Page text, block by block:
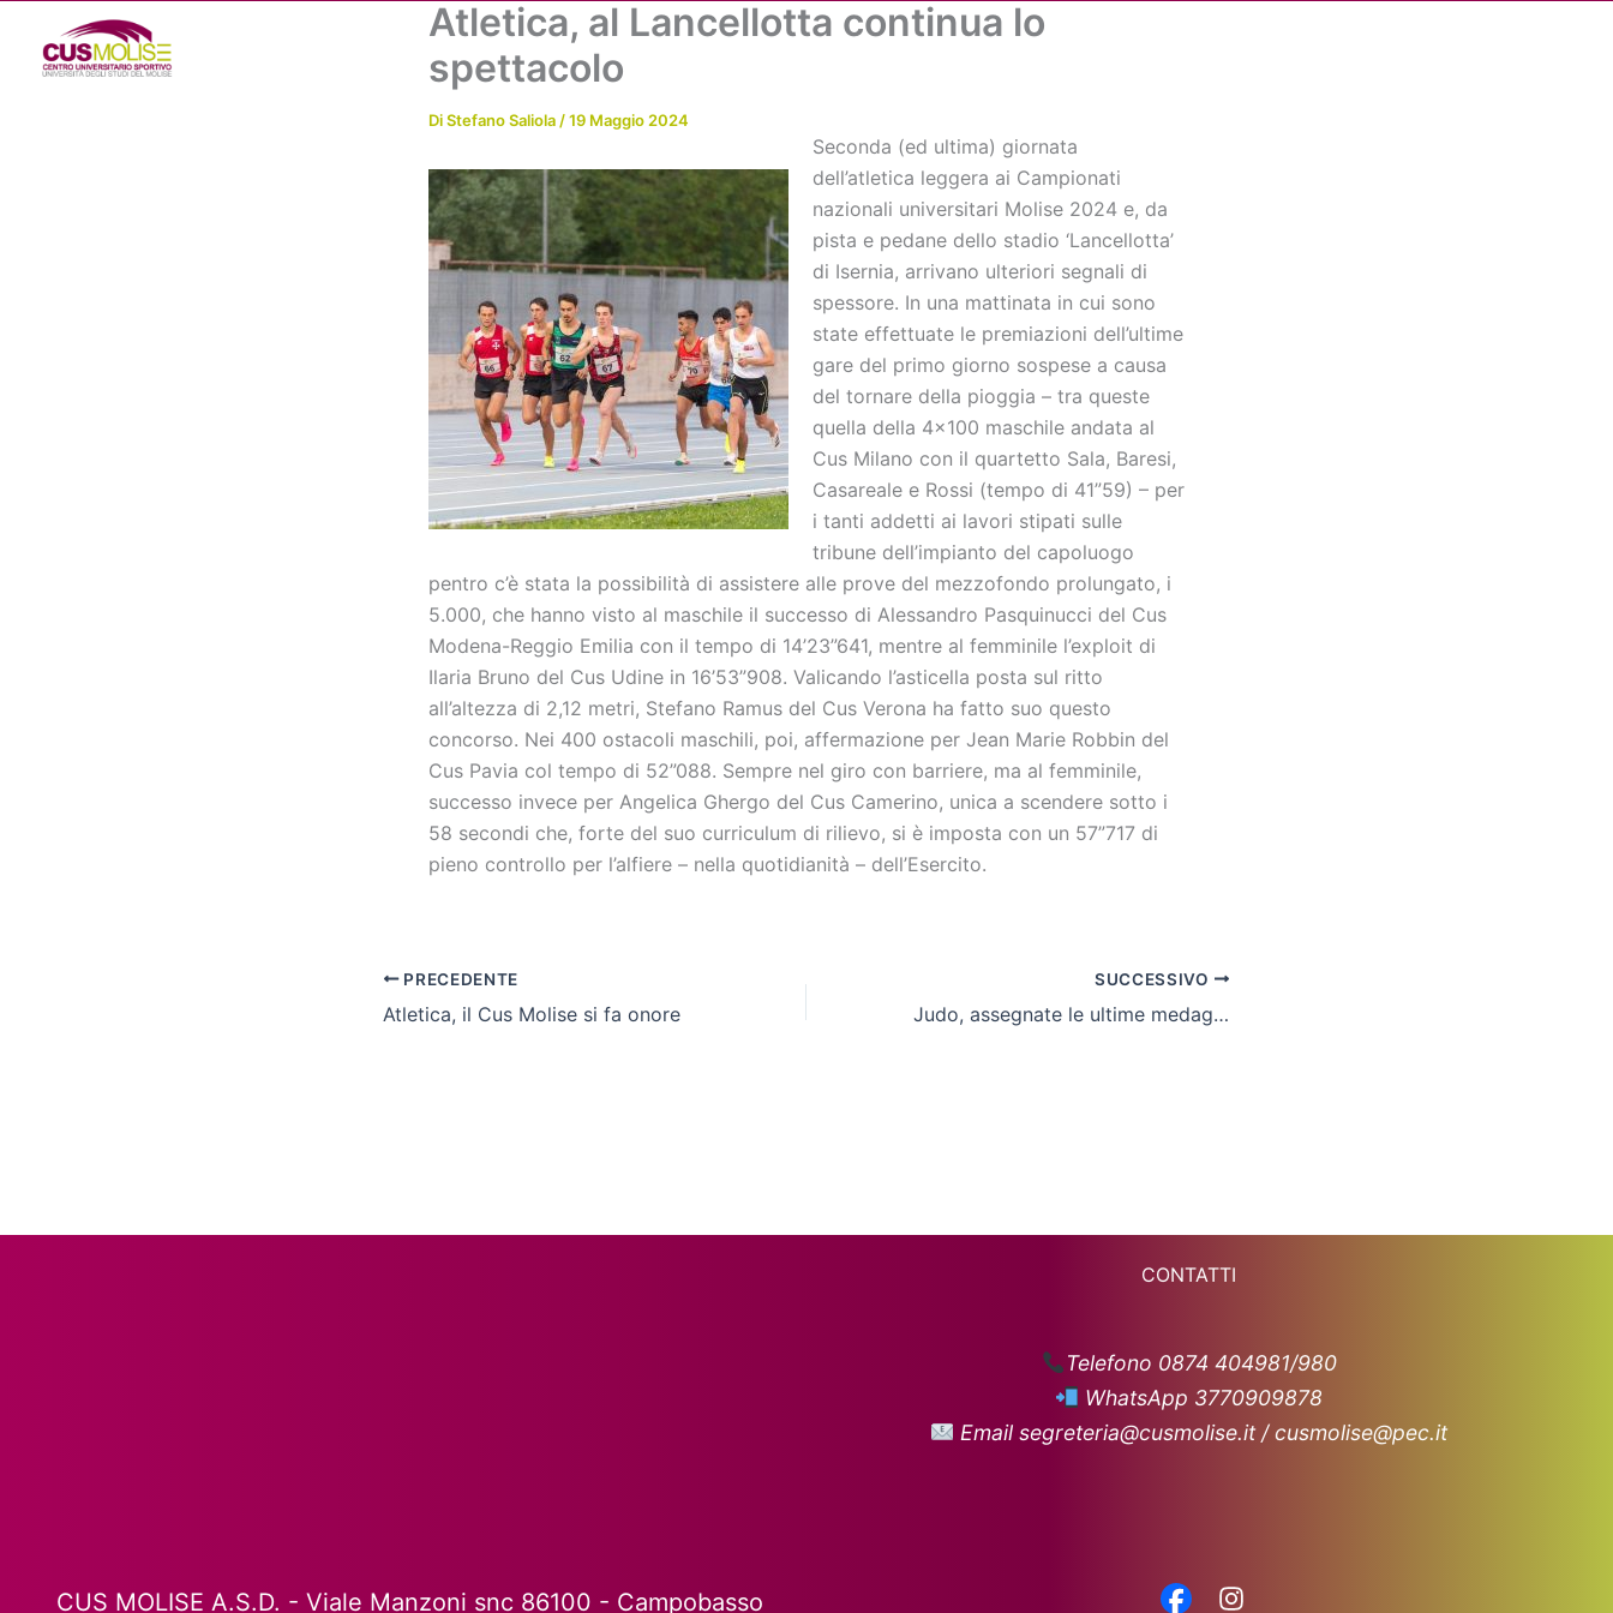
contenuto
Atletica, al Lancellotta continua lo
spettacolo
DiStefano Saliola /19 Maggio 2024
Seconda (ed ultima) giornata
dell’atletica leggera ai Campionati
nazionali universitari Molise 2024 e, da
pista e pedane dello stadio ‘Lancellotta’
di Isernia, arrivano ulteriori segnali di
spessore. In una mattinata in cui sono
state effettuate le premiazioni dell’ultime
gare del primo giorno sospese a causa
del tornare della pioggia – tra queste
quella della 4×100 maschile andata al
Cus Milano con il quartetto Sala, Baresi,
Casareale e Rossi (tempo di 41”59) – per
i tanti addetti ai lavori stipati sulle
tribune dell’impianto del capoluogo
pentro c’è stata la possibilità di assistere alle prove del mezzofondo prolungato, i
5.000, che hanno visto al maschile il successo di Alessandro Pasquinucci del Cus
Modena-Reggio Emilia con il tempo di 14’23”641, mentre al femminile l’exploit di
Ilaria Bruno del Cus Udine in 16’53”908. Valicando l’asticella posta sul ritto
all’altezza di 2,12 metri, Stefano Ramus del Cus Verona ha fatto suo questo
concorso. Nei 400 ostacoli maschili, poi, affermazione per Jean Marie Robbin del
Cus Pavia col tempo di 52”088. Sempre nel giro con barriere, ma al femminile,
successo invece per Angelica Ghergo del Cus Camerino, unica a scendere sotto i
58 secondi che, forte del suo curriculum di rilievo, si è imposta con un 57”717 di
pieno controllo per l’alfiere – nella quotidianità – dell’Esercito.
PRECEDENTE
Atletica, il Cus Molise si fa onore
SUCCESSIVO
Judo, assegnate le ultime medaglie, Bologna festeggia il titolo a squadre
CONTATTI
Telefono 0874 404981/980
WhatsApp 3770909878
Email segreteria@cusmolise.it / cusmolise@pec.it
CUS MOLISE A.S.D. - Viale Manzoni snc 86100 - Campobasso